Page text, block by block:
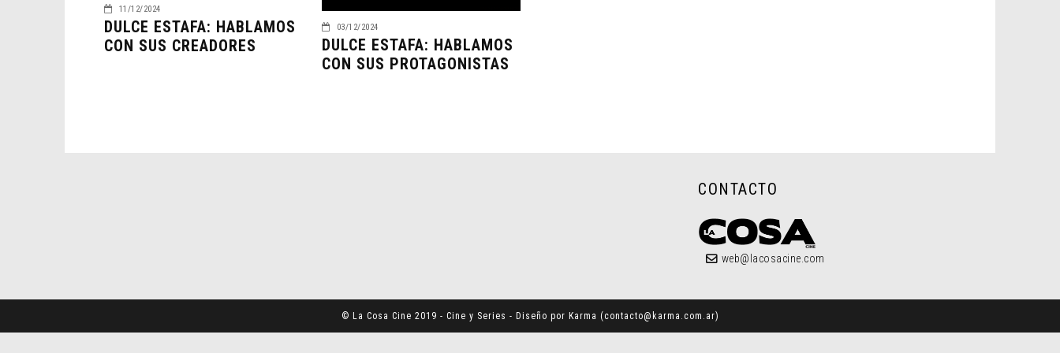
11/12/2024
DULCE ESTAFA: HABLAMOS
CON SUS CREADORES
03/12/2024
DULCE ESTAFA: HABLAMOS
CON SUS PROTAGONISTAS
CONTACTO
web@lacosacine.com
© La Cosa Cine 2019 - Cine y Series - Diseño por Karma (contacto@karma.com.ar)